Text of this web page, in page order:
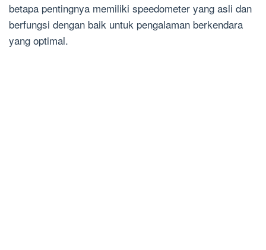
betapa pentingnya memiliki speedometer yang asli dan
berfungsi dengan baik untuk pengalaman berkendara
yang optimal.